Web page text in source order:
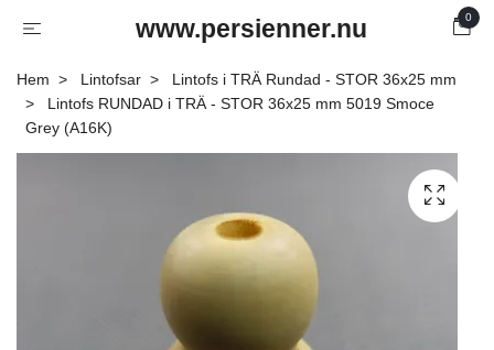
www.persienner.nu 0
Hem Lintofsar
Lintofs i TRÄ Rundad - STOR 36x25 mm
Lintofs RUNDAD i TRÄ - STOR 36x25 mm 5019 Smoce
Grey (A16K)